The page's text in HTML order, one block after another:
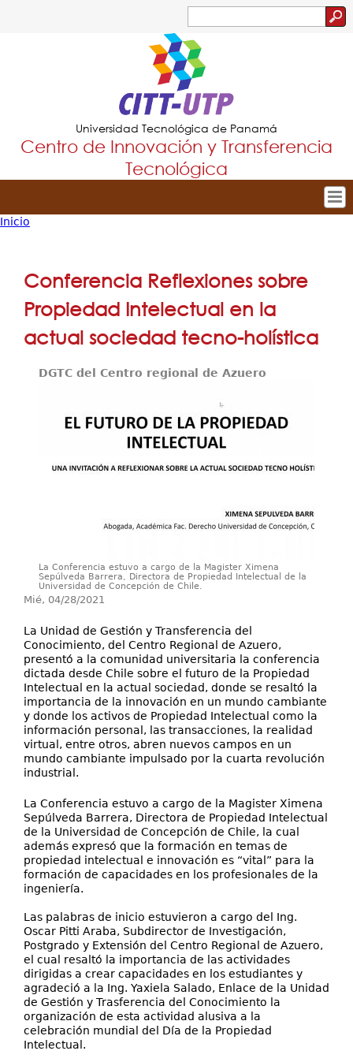
Jump to navigation
de
búsqueda
Universidad Tecnológica de Panamá
Centro de Innovación y Transferencia
Tecnológica
Tropical
Principal
Dirección
Innovación y Extensión
Investigación y Transferencia
Proyectos de I+D
Contáctenos
está
aquí
Inicio
Conferencia Reflexiones sobre
Propiedad Intelectual en la
actual sociedad tecno-holística
DGTC del Centro regional de Azuero
La Conferencia estuvo a cargo de la Magister Ximena
Sepúlveda Barrera, Directora de Propiedad Intelectual de la
Universidad de Concepción de Chile.
Mié, 04/28/2021
La Unidad de Gestión y Transferencia del
Conocimiento, del Centro Regional de Azuero,
presentó a la comunidad universitaria la conferencia
dictada desde Chile sobre el futuro de la Propiedad
Intelectual en la actual sociedad, donde se resaltó la
importancia de la innovación en un mundo cambiante
y donde los activos de Propiedad Intelectual como la
información personal, las transacciones, la realidad
virtual, entre otros, abren nuevos campos en un
mundo cambiante impulsado por la cuarta revolución
industrial.
La Conferencia estuvo a cargo de la Magister Ximena
Sepúlveda Barrera, Directora de Propiedad Intelectual
de la Universidad de Concepción de Chile, la cual
además expresó que la formación en temas de
propiedad intelectual e innovación es “vital” para la
formación de capacidades en los profesionales de la
ingeniería.
Las palabras de inicio estuvieron a cargo del Ing.
Oscar Pitti Araba, Subdirector de Investigación,
Postgrado y Extensión del Centro Regional de Azuero,
el cual resaltó la importancia de las actividades
dirigidas a crear capacidades en los estudiantes y
agradeció a la Ing. Yaxiela Salado, Enlace de la Unidad
de Gestión y Trasferencia del Conocimiento la
organización de esta actividad alusiva a la
celebración mundial del Día de la Propiedad
Intelectual.